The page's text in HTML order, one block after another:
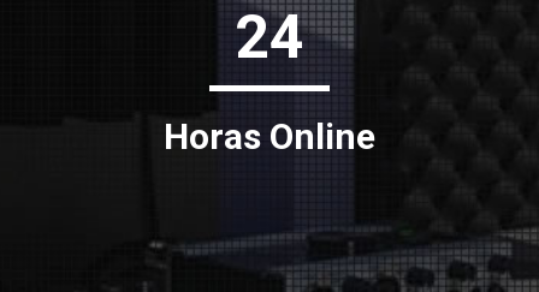
24
Horas Online